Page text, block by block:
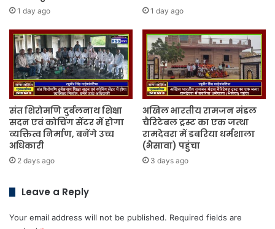
1 day ago 1 day ago
संत शिरोमणि दुर्बलनाथ शिक्षा
सदन एवं कोचिंग सेंटर में होगा
व्यक्तित्व निर्माण, बनेंगे उच्च
अधिकारी
2 days ago
अखिल भारतीय रामजन मंडल
चैरिटेबल ट्रस्ट का एक जत्था
रामदेवरा में डबरिया धर्मशाला
(भैसावा) पहुंचा
3 days ago
Leave a Reply
Your email address will not be published. Required fields are